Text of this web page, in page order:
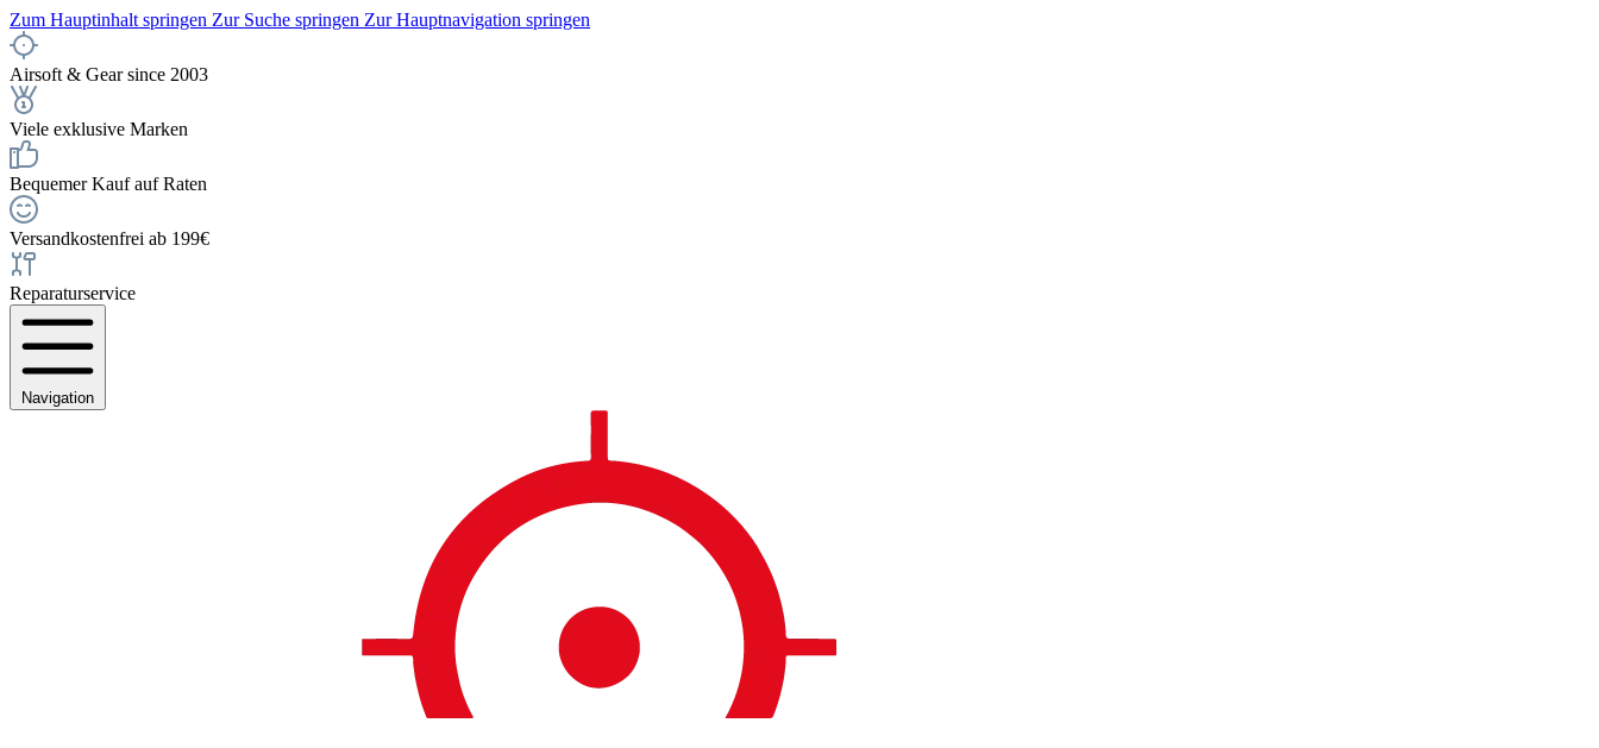
Zum Hauptinhalt springen Zur Suche springen Zur Hauptnavigation springen
Airsoft & Gear since 2003
Viele exklusive Marken
Bequemer Kauf auf Raten
Versandkostenfrei ab 199€
Reparaturservice
Navigation